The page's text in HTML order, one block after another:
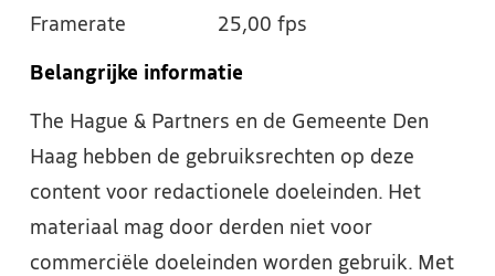
Framerate
25,00 fps
Belangrijke informatie
The Hague & Partners en de Gemeente Den
Haag hebben de gebruiksrechten op deze
content voor redactionele doeleinden. Het
materiaal mag door derden niet voor
commerciële doeleinden worden gebruik. Met